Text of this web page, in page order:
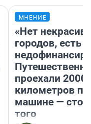
МНЕНИЕ
«Нет
городов, есть
проехали 2000
километров по
машине —
того